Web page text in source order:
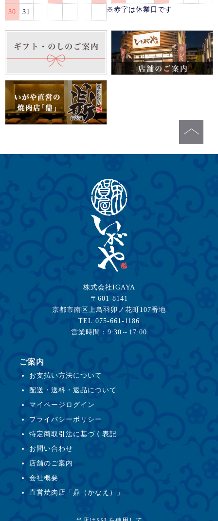
30 31
※赤字は休業日です
株式会社IGAYA
〒601-8141
京都市南区上鳥羽卯ノ花町107番地
TEL:075-661-1186
営業時間：9:30～17:00
ご案内
お支払い方法について
配送・送料・返品について
マイページログイン
プライバシーポリシー
特定商取引法に基づく表記
お問い合わせ
店舗のご案内
会社概要
直営焼肉店「鼎（かなえ）」